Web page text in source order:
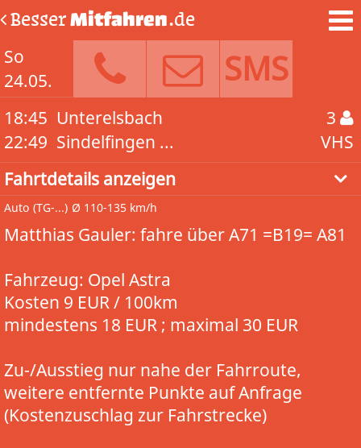
BesserMitfahren.de
So
24.05.
SMS
18:45
22:49
Unterelsbach
Sindelfingen ...
3
VHS
Fahrtdetails anzeigen
Auto (TG-...) Ø 110-135 km/h
Matthias Gauler: fahre über A71 =B19= A81
Fahrzeug: Opel Astra
Kosten 9 EUR / 100km
mindestens 18 EUR ; maximal 30 EUR
Zu-/Ausstieg nur nahe der Fahrroute,
weitere entfernte Punkte auf Anfrage
(Kostenzuschlag zur Fahrstrecke)